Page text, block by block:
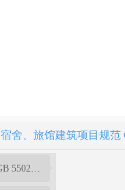
宿舍、旅馆建筑项目规范